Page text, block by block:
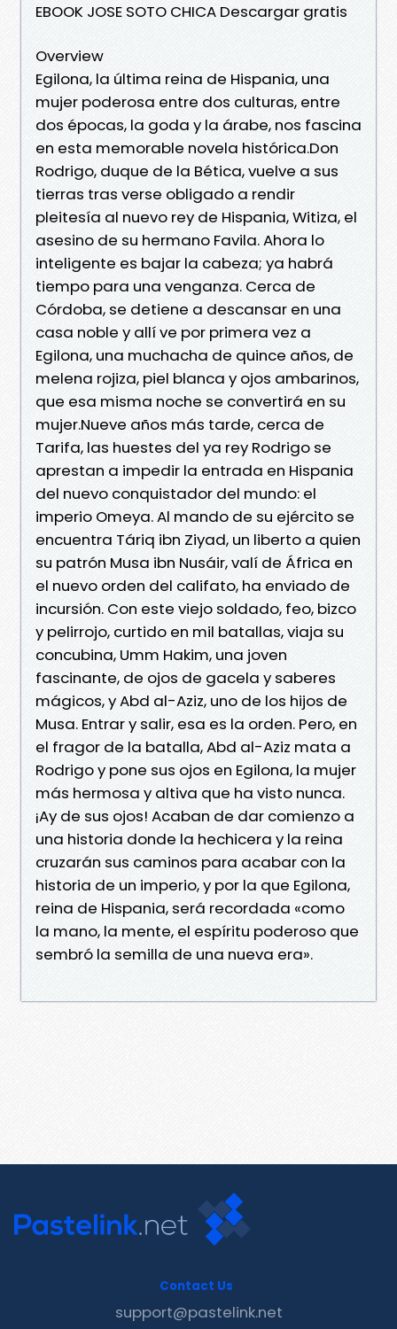
EBOOK JOSE SOTO CHICA Descargar gratis
Overview
Egilona, la última reina de Hispania, una
mujer poderosa entre dos culturas, entre
dos épocas, la goda y la árabe, nos fascina
en esta memorable novela histórica.Don
Rodrigo, duque de la Bética, vuelve a sus
tierras tras verse obligado a rendir
pleitesía al nuevo rey de Hispania, Witiza, el
asesino de su hermano Favila. Ahora lo
inteligente es bajar la cabeza; ya habrá
tiempo para una venganza. Cerca de
Córdoba, se detiene a descansar en una
casa noble y allí ve por primera vez a
Egilona, una muchacha de quince años, de
melena rojiza, piel blanca y ojos ambarinos,
que esa misma noche se convertirá en su
mujer.Nueve años más tarde, cerca de
Tarifa, las huestes del ya rey Rodrigo se
aprestan a impedir la entrada en Hispania
del nuevo conquistador del mundo: el
imperio Omeya. Al mando de su ejército se
encuentra Táriq ibn Ziyad, un liberto a quien
su patrón Musa ibn Nusáir, valí de África en
el nuevo orden del califato, ha enviado de
incursión. Con este viejo soldado, feo, bizco
y pelirrojo, curtido en mil batallas, viaja su
concubina, Umm Hakim, una joven
fascinante, de ojos de gacela y saberes
mágicos, y Abd al-Aziz, uno de los hijos de
Musa. Entrar y salir, esa es la orden. Pero, en
el fragor de la batalla, Abd al-Aziz mata a
Rodrigo y pone sus ojos en Egilona, la mujer
más hermosa y altiva que ha visto nunca.
¡Ay de sus ojos! Acaban de dar comienzo a
una historia donde la hechicera y la reina
cruzarán sus caminos para acabar con la
historia de un imperio, y por la que Egilona,
reina de Hispania, será recordada «como
la mano, la mente, el espíritu poderoso que
sembró la semilla de una nueva era».
Contact Us
support@pastelink.net